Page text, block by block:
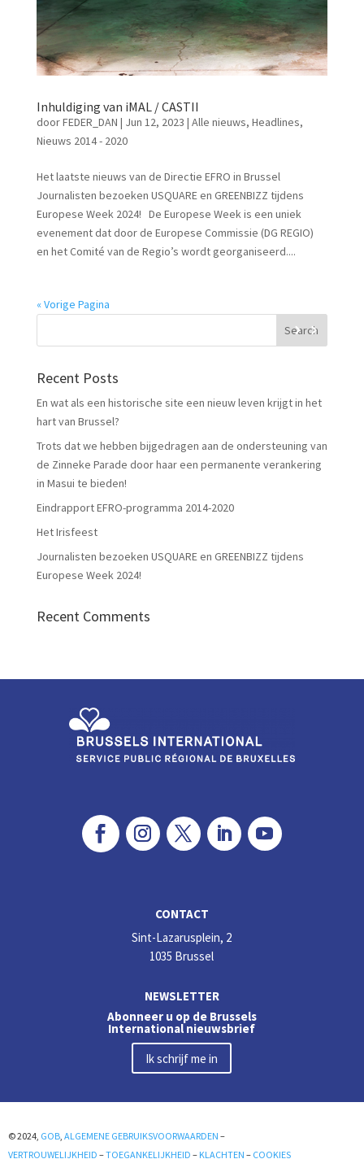
Inhuldiging van iMAL / CASTII
doorFEDER_DAN | Jun 12, 2023 | Alle nieuws, Headlines,
Nieuws 2014 - 2020
Het laatste nieuws van de Directie EFRO in Brussel
Journalisten bezoeken USQUARE en GREENBIZZ tijdens
Europese Week 2024! De Europese Week is een uniek
evenement dat door de Europese Commissie (DG REGIO)
en het Comité van de Regio’s wordt georganiseerd....
« Vorige Pagina
Recent Posts
En wat als een historische site een nieuw leven krijgt in het
hart van Brussel?
Trots dat we hebben bijgedragen aan de ondersteuning van
de Zinneke Parade door haar een permanente verankering
in Masui te bieden!
Eindrapport EFRO-programma 2014-2020
Het Irisfeest
Journalisten bezoeken USQUARE en GREENBIZZ tijdens
Europese Week 2024!
Recent Comments
CONTACT
Sint-Lazarusplein, 2
1035 Brussel
NEWSLETTER
Abonneer u op de Brussels
International nieuwsbrief
Ik schrijf me in
© 2024, GOB ALGEMENE GEBRUIKSVOORWAARDEN –
VERTROUWELIJKHEID –TOEGANKELIJKHEID – KLACHTEN – COOKIES